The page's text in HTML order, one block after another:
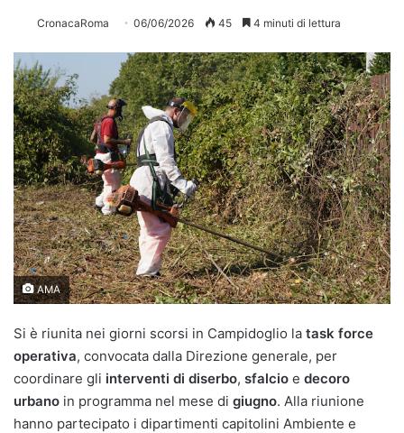
CronacaRoma 06/06/2026 45 4 minuti di lettura
AMA
Si è riunita nei giorni scorsi in Campidoglio la task force
operativa, convocata dalla Direzione generale, per
coordinare gli interventi di diserbo, sfalcio e decoro
urbano in programma nel mese di giugno. Alla riunione
hanno partecipato i dipartimenti capitolini Ambiente e